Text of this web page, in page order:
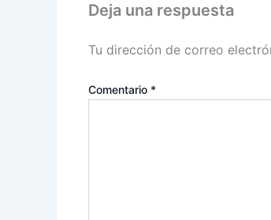
Deja una respuesta
Tu dirección de correo
Comentario *